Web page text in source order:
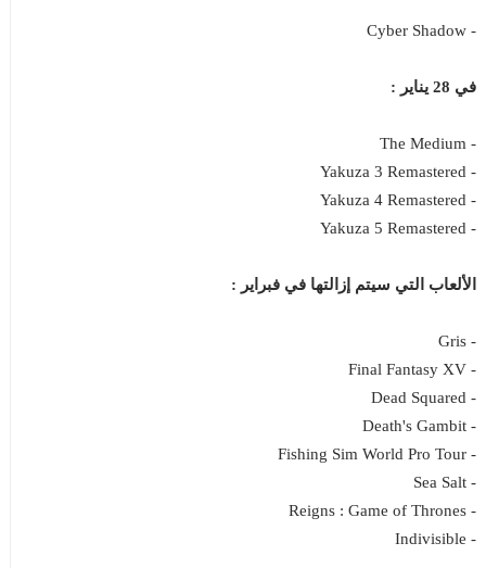
- Cyber Shadow
في 28 يناير :
- The Medium
- Yakuza 3 Remastered
- Yakuza 4 Remastered
- Yakuza 5 Remastered
الألعاب التي سيتم إزالتها في فبراير :
- Gris
- Final Fantasy XV
- Dead Squared
- Death's Gambit
- Fishing Sim World Pro Tour
- Sea Salt
- Reigns : Game of Thrones
- Indivisible